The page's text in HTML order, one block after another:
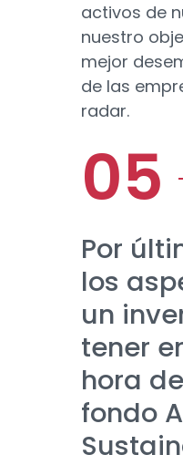
activos de
nuestro
mejor
de las
radar.
Por
los
un
tener
hora
fondo